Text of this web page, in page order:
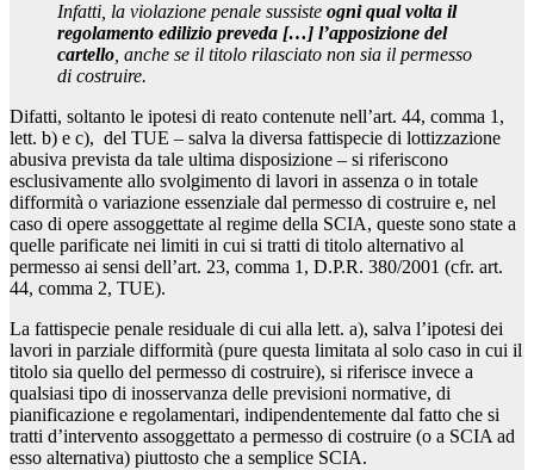
Infatti, la violazione penale sussiste ogni qual volta il
regolamento edilizio preveda […] l’apposizione del
cartello , anche se il titolo rilasciato non sia il permesso
di costruire.
Difatti, soltanto le ipotesi di reato contenute nell’art. 44, comma 1,
lett. b) e c), del TUE – salva la diversa fattispecie di lottizzazione
abusiva prevista da tale ultima disposizione – si riferiscono
esclusivamente allo svolgimento di lavori in assenza o in totale
difformità o variazione essenziale dal permesso di costruire e, nel
caso di opere assoggettate al regime della SCIA, queste sono state a
quelle parificate nei limiti in cui si tratti di titolo alternativo al
permesso ai sensi dell’art. 23, comma 1, D.P.R. 380/2001 (cfr. art.
44, comma 2, TUE).
La fattispecie penale residuale di cui alla lett. a), salva l’ipotesi dei
lavori in parziale difformità (pure questa limitata al solo caso in cui il
titolo sia quello del permesso di costruire), si riferisce invece a
qualsiasi tipo di inosservanza delle previsioni normative, di
pianificazione e regolamentari, indipendentemente dal fatto che si
tratti d’intervento assoggettato a permesso di costruire (o a SCIA ad
esso alternativa) piuttosto che a semplice SCIA.